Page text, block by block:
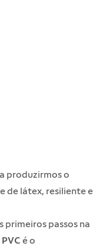
produzirmos o
de látex, resiliente e
primeiros passos na
é o